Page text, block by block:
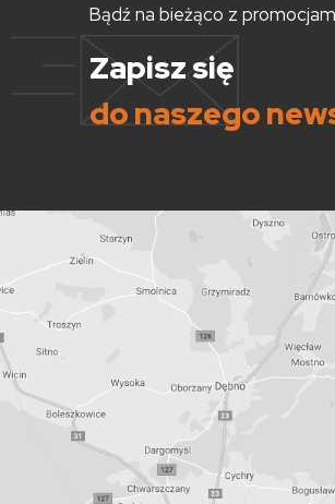
Bądź na bieżąco z
Zapisz się
do naszego